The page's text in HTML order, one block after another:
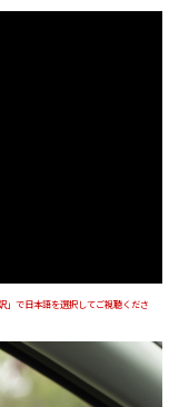
で日本語を選択してご視聴くださ